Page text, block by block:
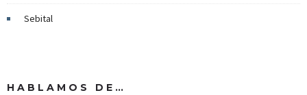
Sebital
HABLAMOS DE…